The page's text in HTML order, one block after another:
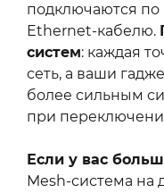
подключаются
Ethernet-кабелю.
систем: каждая
сеть, а ваши
более сильным
при
Если у вас
Mesh-система